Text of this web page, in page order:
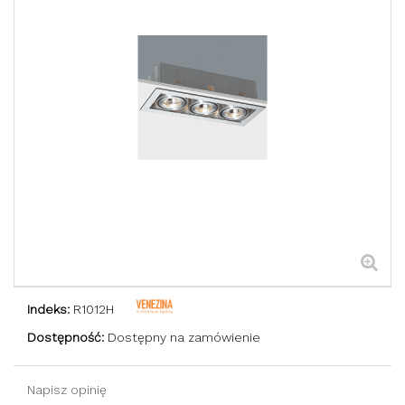
Indeks: R1012H
Dostępność: Dostępny na zamówienie
Napisz opinię